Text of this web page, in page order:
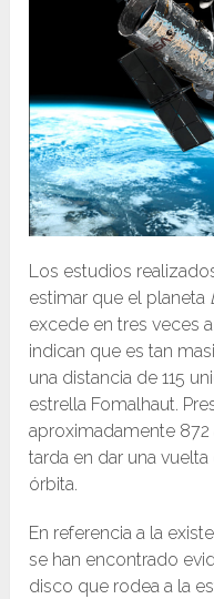
Los estudios
estimar que el planeta
excede en tres veces
indican que es tan
una distancia de 115
estrella Fomalhaut.
aproximadamente
tarda en dar una
órbita.
En referencia a la
se han encontrado
disco que rodea a la